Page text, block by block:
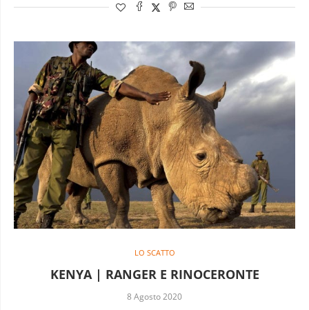
LO SCATTO
KENYA | RANGER E RINOCERONTE
8 Agosto 2020